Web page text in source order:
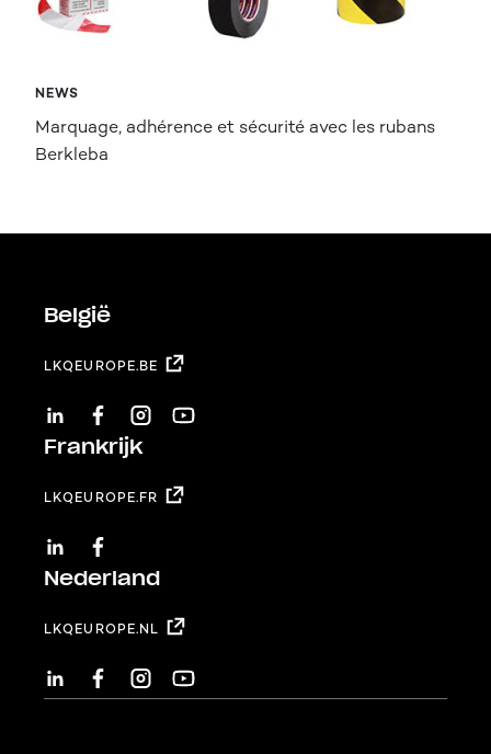
NEWS
Marquage, adhérence et sécurité avec les rubans
Berkleba
België
LKQEUROPE.BE
LINKEDINFACEBOOKINSTAGRAM
YOUTUBE
Frankrijk
LKQEUROPE.FR
LINKEDINFACEBOOK
Nederland
LKQEUROPE.NL
LINKEDINFACEBOOKINSTAGRAM
YOUTUBE